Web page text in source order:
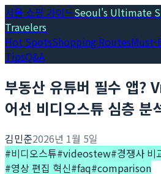
서울 쇼핑 가이드Seoul's Ultimate
Travelers
Hot SpotsShopping RoutesMust-
TipsQ&A
부동산 유튜버 필수 앱?
어선 비디오스튜 심층 분
김민준2026년 1월 5일
#비디오스튜#videostew#경쟁사 비
#영상 편집 혁신#faq#comparison